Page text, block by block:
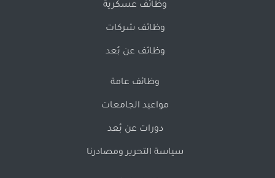
وظائف عسكرية
وظائف شركات
وظائف عن بُعد
وظائف عامة
مواعيد الجامعات
دورات عن بُعد
سياسة التحرير ومصادرنا